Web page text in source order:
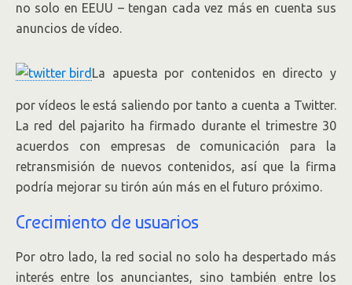
no solo en EEUU – tengan cada vez más en cuenta sus
anuncios de vídeo.
La apuesta por contenidos en directo y
por vídeos le está saliendo por tanto a cuenta a Twitter.
La red del pajarito ha firmado durante el trimestre 30
acuerdos con empresas de comunicación para la
retransmisión de nuevos contenidos, así que la firma
podría mejorar su tirón aún más en el futuro próximo.
Crecimiento de usuarios
Por otro lado, la red social no solo ha despertado más
interés entre los anunciantes, sino también entre los